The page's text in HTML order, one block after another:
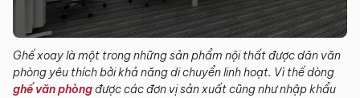
Ghế xoay là một trong những sản phẩm nội thất được dân văn
phòng yêu thích bởi khả năng di chuyển linh hoạt. Vì thế dòng
ghế văn phòngđược các đơn vị sản xuất cũng như nhập khẩu